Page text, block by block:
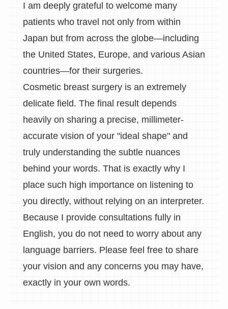
I am deeply grateful to welcome many
patients who travel not only from within
Japan but from across the globe—including
the United States, Europe, and various Asian
countries—for their surgeries.
Cosmetic breast surgery is an extremely
delicate field. The final result depends
heavily on sharing a precise, millimeter-
accurate vision of your "ideal shape" and
truly understanding the subtle nuances
behind your words. That is exactly why I
place such high importance on listening to
you directly, without relying on an interpreter.
Because I provide consultations fully in
English, you do not need to worry about any
language barriers. Please feel free to share
your vision and any concerns you may have,
exactly in your own words.